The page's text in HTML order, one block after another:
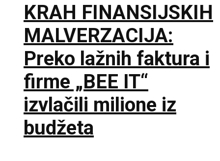
KRAH FINANSIJSKIH
MALVERZACIJA:
Preko lažnih faktura i
firme „BEE IT“
izvlačili milione iz
budžeta